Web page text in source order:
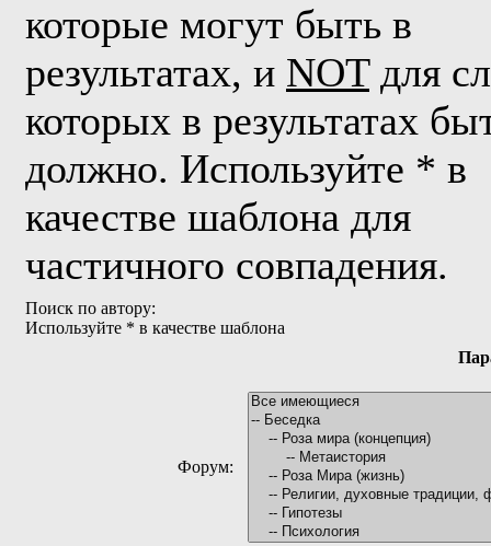
которые могут быть в
результатах, и NOTдля
которых в результатах
должно. Используйте * в
качестве шаблона для
частичного совпадения.
Поиск по автору:
Используйте * в качестве шаблона
Форум: